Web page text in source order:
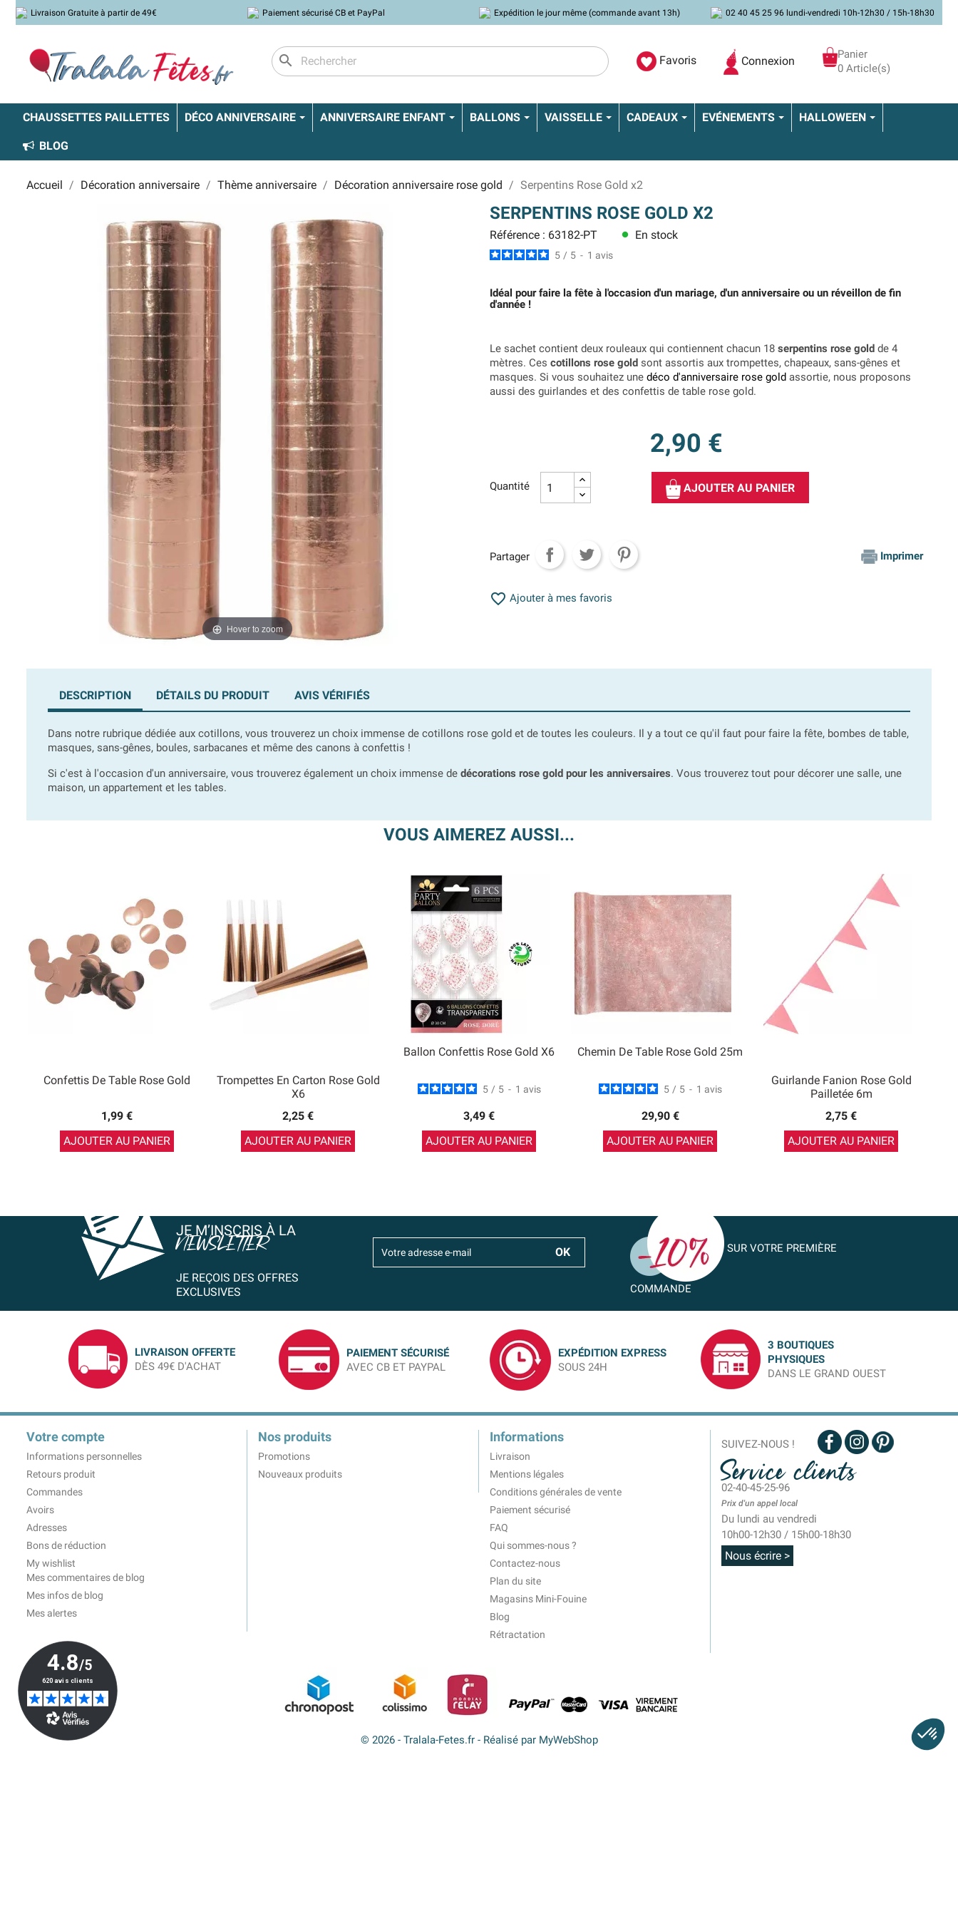
Livraison Gratuite à partir de 49€ Paiement sécurisé CB et PayPal Expédition le jour même (commande avant 13h) 02 40 45 25 96 lundi-vendredi 10h-12h30 / 15h-18h30
search Favoris Connexion
Panier
0 Article(s)
CHAUSSETTES PAILLETTES DÉCO ANNIVERSAIRE ANNIVERSAIRE ENFANT BALLONS VAISSELLE CADEAUX EVÉNEMENTS HALLOWEEN
BLOG
Accueil Décoration anniversaire Thème anniversaire Décoration anniversaire rose gold Serpentins Rose Gold x2
Hover to zoom
SERPENTINS ROSE GOLD X2
Référence : 63182-PT lens En stock
5 / 5 - 1 avis
Idéal pour faire la fête à l'occasion d'un mariage, d'un anniversaire ou un réveillon de fin
d'année !
Le sachet contient deux rouleaux qui contiennent chacun 18 serpentins rose gold de 4
mètres. Ces cotillons rose gold sont assortis aux trompettes, chapeaux, sans-gênes et
masques. Si vous souhaitez une déco d'anniversaire rose gold assortie, nous proposons
aussi des guirlandes et des confettis de table rose gold.
2,90 €
Quantité AJOUTER AU PANIER
Partager Imprimer
 Ajouter à mes favoris
DESCRIPTION DÉTAILS DU PRODUIT AVIS VÉRIFIÉS
Dans notre rubrique dédiée aux cotillons, vous trouverez un choix immense de cotillons rose gold et de toutes les couleurs. Il y a tout ce qu'il faut pour faire la fête, bombes de table,
masques, sans-gênes, boules, sarbacanes et même des canons à confettis !
Si c'est à l'occasion d'un anniversaire, vous trouverez également un choix immense de décorations rose gold pour les anniversaires. Vous trouverez tout pour décorer une salle, une
maison, un appartement et les tables.
VOUS AIMEREZ AUSSI...
Confettis De Table Rose Gold
1,99 €
AJOUTER AU PANIER
Trompettes En Carton Rose Gold
X6
2,25 €
AJOUTER AU PANIER
Ballon Confettis Rose Gold X6
5 / 5 - 1 avis
3,49 €
AJOUTER AU PANIER
Chemin De Table Rose Gold 25m
5 / 5 - 1 avis
29,90 €
AJOUTER AU PANIER
Guirlande Fanion Rose Gold
Pailletée 6m
2,75 €
AJOUTER AU PANIER
JE M’INSCRIS À LA
NEWSLETTER
JE REÇOIS DES OFFRES
EXCLUSIVES
SUR VOTRE PREMIÈRE
COMMANDE
LIVRAISON OFFERTE
DÈS 49€ D'ACHAT
PAIEMENT SÉCURISÉ
AVEC CB ET PAYPAL
EXPÉDITION EXPRESS
SOUS 24H
3 BOUTIQUES
PHYSIQUES
DANS LE GRAND OUEST
Votre compte
Informations personnelles
Retours produit
Commandes
Avoirs
Adresses
Bons de réduction
My wishlist
Mes commentaires de blog
Mes infos de blog
Mes alertes
Nos produits
Promotions
Nouveaux produits
Informations
Livraison
Mentions légales
Conditions générales de vente
Paiement sécurisé
FAQ
Qui sommes-nous ?
Contactez-nous
Plan du site
Magasins Mini-Fouine
Blog
Rétractation
SUIVEZ-NOUS !
Service clients
02-40-45-25-96
Prix d'un appel local
Du lundi au vendredi
10h00-12h30 / 15h00-18h30
Nous écrire >
© 2026 - Tralala-Fetes.fr - Réalisé par MyWebShop